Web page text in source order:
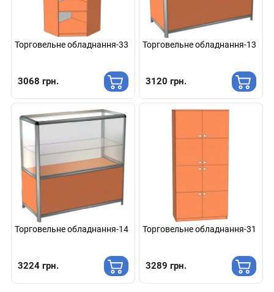
Торговельне обладнання-33
3068 грн.
Торговельне обладнання-13
3120 грн.
Торговельне обладнання-14
3224 грн.
Торговельне обладнання-31
3289 грн.